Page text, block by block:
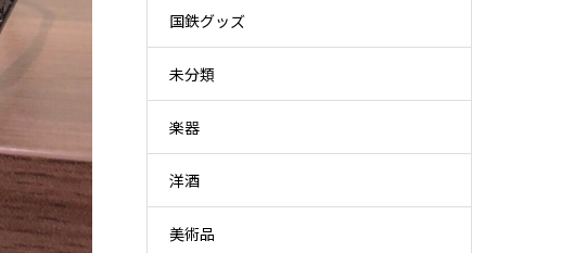
国鉄グッズ
未分類
楽器
洋酒
美術品